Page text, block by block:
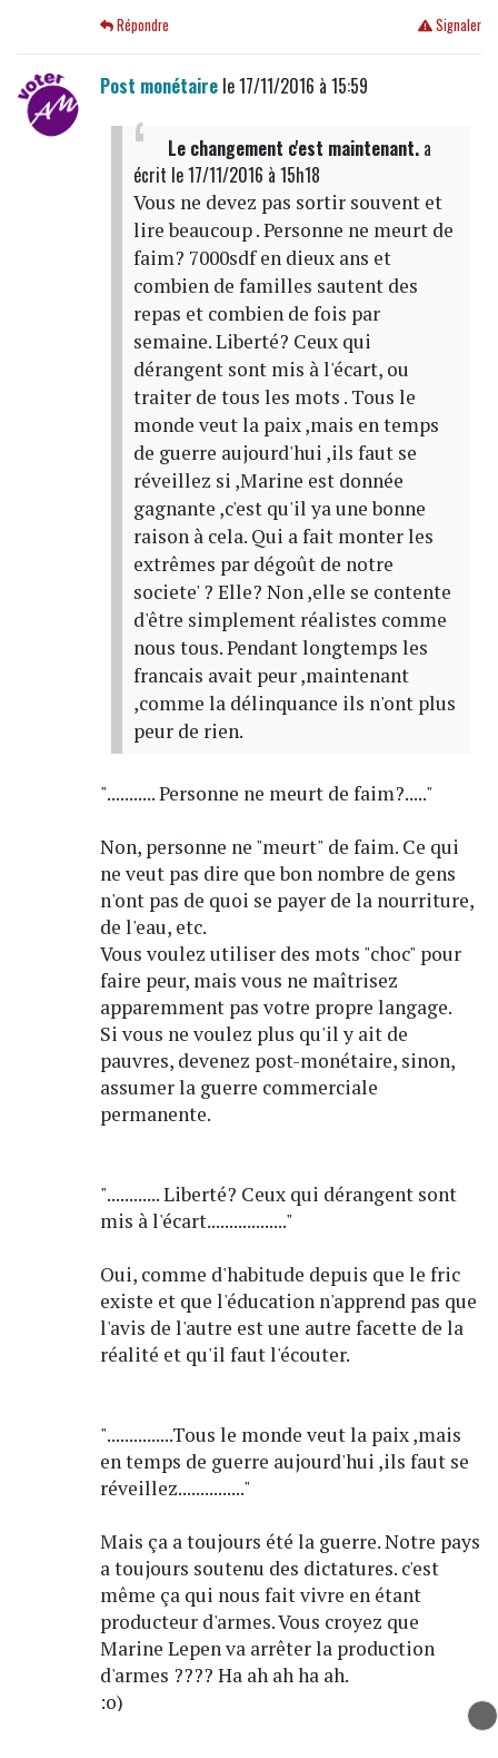
Signaler
Répondre
Post monétairele 17/11/2016 à 15:59
Le changement c'est maintenant.a
écrit le 17/11/2016 à 15h18
Vous ne devez pas sortir souvent et
lire beaucoup . Personne ne meurt de
faim? 7000sdf en dieux ans et
combien de familles sautent des
repas et combien de fois par
semaine. Liberté? Ceux qui
dérangent sont mis à l'écart, ou
traiter de tous les mots . Tous le
monde veut la paix ,mais en temps
de guerre aujourd'hui ,ils faut se
réveillez si ,Marine est donnée
gagnante ,c'est qu'il ya une bonne
raison à cela. Qui a fait monter les
extrêmes par dégoût de notre
societe' ? Elle? Non ,elle se contente
d'être simplement réalistes comme
nous tous. Pendant longtemps les
francais avait peur ,maintenant
,comme la délinquance ils n'ont plus
peur de rien.
"........... Personne ne meurt de faim?....."
Non, personne ne "meurt" de faim. Ce qui
ne veut pas dire que bon nombre de gens
n'ont pas de quoi se payer de la nourriture,
de l'eau, etc.
Vous voulez utiliser des mots "choc" pour
faire peur, mais vous ne maîtrisez
apparemment pas votre propre langage.
Si vous ne voulez plus qu'il y ait de
pauvres, devenez post-monétaire, sinon,
assumer la guerre commerciale
permanente.
"............ Liberté? Ceux qui dérangent sont
mis à l'écart.................."
Oui, comme d'habitude depuis que le fric
existe et que l'éducation n'apprend pas que
l'avis de l'autre est une autre facette de la
réalité et qu'il faut l'écouter.
"...............Tous le monde veut la paix ,mais
en temps de guerre aujourd'hui ,ils faut se
réveillez..............."
Mais ça a toujours été la guerre. Notre pays
a toujours soutenu des dictatures. c'est
même ça qui nous fait vivre en étant
producteur d'armes. Vous croyez que
Marine Lepen va arrêter la production
d'armes ???? Ha ah ah ha ah.
:o)